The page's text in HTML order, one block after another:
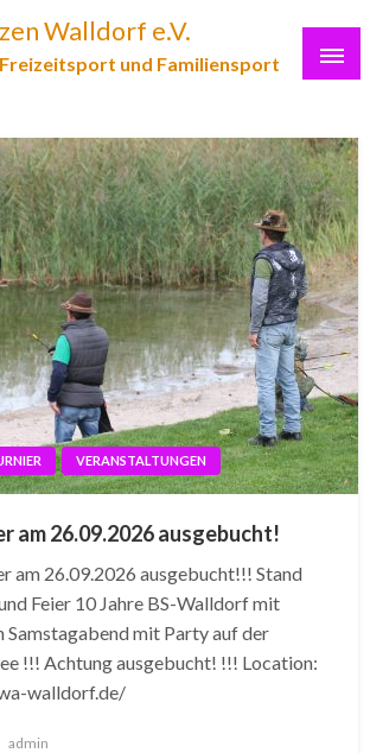
Walldorf e.V.
und Familiensport
VERANSTALTUNGEN
am 26.09.2026 ausgebucht!
am 26.09.2026 ausgebucht!!! Stand
Feier 10 Jahre BS-Walldorf mit
Samstagabend mit Party auf der
!!! Achtung ausgebucht! !!! Location:
walldorf.de/
admin